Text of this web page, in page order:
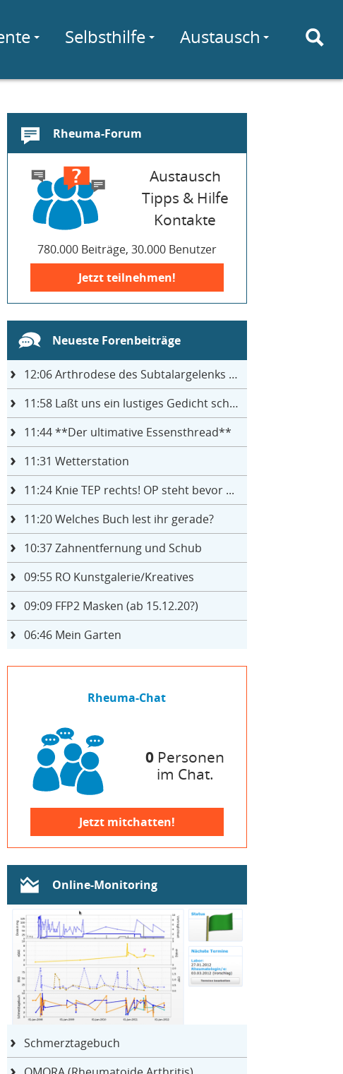
Selbsthilfe Austausch
Rheuma-Forum
Austausch
Tipps & Hilfe
Kontakte
780.000 Beiträge, 30.000 Benutzer
Jetzt teilnehmen!
Neueste Forenbeiträge
12:06Arthrodese des Subtalargelenks mit 27
11:58Laßt uns ein lustiges Gedicht schreiben- jeder einen Satz
11:44**Der ultimative Essensthread**
11:31 Wetterstation
11:24Knie TEP rechts! OP steht bevor ...
11:20Welches Buch lest ihr gerade?
10:37Zahnentfernung und Schub
09:55RO Kunstgalerie/Kreatives
09:09FFP2 Masken (ab 15.12.20?)
06:46Mein Garten
Rheuma-Chat
0 Personen
im Chat.
Jetzt mitchatten!
Online-Monitoring
Schmerztagebuch